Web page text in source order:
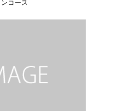
コース